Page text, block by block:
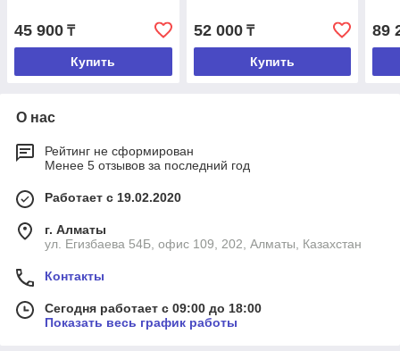
45 900 ₸
Купить
52 000₸
Купить
89
О нас
Рейтинг не сформирован
Менее 5 отзывов за последний год
Работает с 19.02.2020
г. Алматы
ул. Егизбаева 54Б, офис 109, 202, Алматы, Казахстан
Контакты
Сегодня работает с 09:00 до 18:00
Показать весь график работы